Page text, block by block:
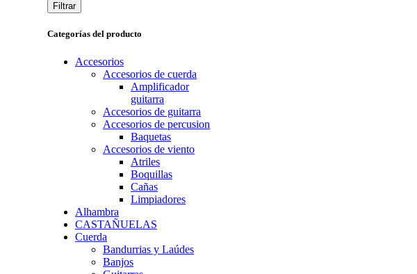
Filtrar
Categorías del producto
Accesorios
Accesorios de cuerda
Amplificador
guitarra
Accesorios de guitarra
Accesorios de percusion
Baquetas
Accesorios de viento
Atriles
Boquillas
Cañas
Limpiadores
Alhambra
CASTAÑUELAS
Cuerda
Bandurrias y Laúdes
Banjos